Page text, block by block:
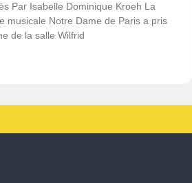
Par Isabelle Dominique Kroeh La
musicale Notre Dame de Paris a pris
de la salle Wilfrid